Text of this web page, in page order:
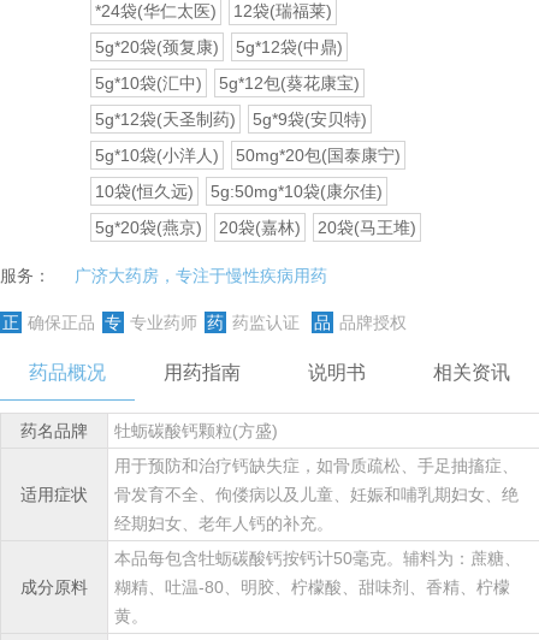
*24袋(华仁太医)
12袋(瑞福莱)
5g*20袋(颈复康)
5g*12袋(中鼎)
5g*10袋(汇中)
5g*12包(葵花康宝)
5g*12袋(天圣制药)
5g*9袋(安贝特)
5g*10袋(小洋人)
50mg*20包(国泰康宁)
10袋(恒久远)
5g:50mg*10袋(康尔佳)
5g*20袋(燕京)
20袋(嘉林) 20袋(马王堆)
服务： 广济大药房，专注于慢性疾病用药
正 确保正品 专 专业药师 药 药监认证 品 品牌授权
药品概况 用药指南 说明书 相关资讯
药名品牌 牡蛎碳酸钙颗粒(方盛)
适用症状
用于预防和治疗钙缺失症，如骨质疏松、手足抽搐症、
骨发育不全、佝偻病以及儿童、妊娠和哺乳期妇女、绝
经期妇女、老年人钙的补充。
成分原料
本品每包含牡蛎碳酸钙按钙计50毫克。辅料为：蔗糖、
糊精、吐温-80、明胶、柠檬酸、甜味剂、香精、柠檬
黄。